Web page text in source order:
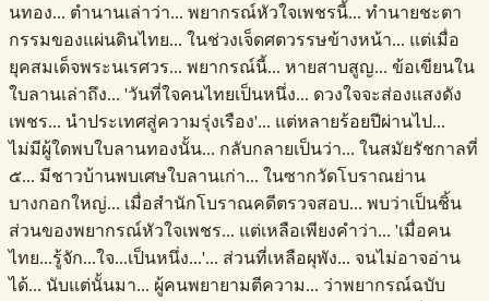
นทอง... ตำนานเล่าว่า... พยากรณ์หัวใจเพชรนี้... ทำนายชะตา
กรรมของแผ่นดินไทย... ในช่วงเจ็ดศตวรรษข้างหน้า... แต่เมื่อ
ยุคสมเด็จพระนเรศวร... พยากรณ์นี้... หายสาบสูญ... ข้อเขียนใน
ใบลานเล่าถึง... 'วันที่ใจคนไทยเป็นหนึ่ง... ดวงใจจะส่องแสงดัง
เพชร... นำประเทศสู่ความรุ่งเรือง'... แต่หลายร้อยปีผ่านไป...
ไม่มีผู้ใดพบใบลานทองนั้น... กลับกลายเป็นว่า... ในสมัยรัชกาลที่
๕... มีชาวบ้านพบเศษใบลานเก่า... ในซากวัดโบราณย่าน
บางกอกใหญ่... เมื่อสำนักโบราณคดีตรวจสอบ... พบว่าเป็นชิ้น
ส่วนของพยากรณ์หัวใจเพชร... แต่เหลือเพียงคำว่า... 'เมื่อคน
ไทย...รู้จัก...ใจ...เป็นหนึ่ง...'... ส่วนที่เหลือผุพัง... จนไม่อาจอ่าน
ได้... นับแต่นั้นมา... ผู้คนพยายามตีความ... ว่าพยากรณ์ฉบับ